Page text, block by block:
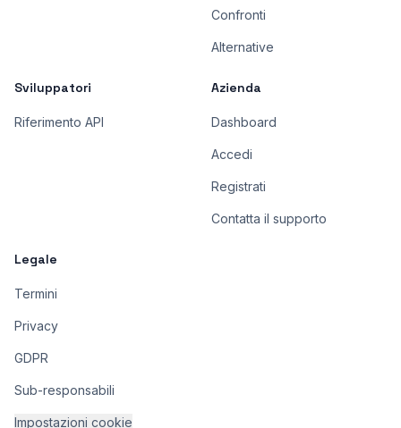
Confronti
Alternative
Sviluppatori
Riferimento API
Azienda
Dashboard
Accedi
Registrati
Contatta il supporto
Legale
Termini
Privacy
GDPR
Sub-responsabili
Impostazioni cookie